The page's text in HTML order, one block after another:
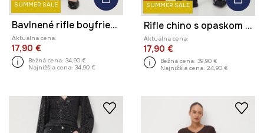
SUMMER SALE
Bavlnené rifle boyfriend s praným efektom
Aktuálna cena:
17,90 €
Bežná cena: 34,90 €
Najnižšia cena: 34,90 €
SUMMER SALE
Rifle chino s opaskom modrá farba
Aktuálna cena:
17,90 €
Bežná cena: 39,90 €
Najnižšia cena: 24,90 €